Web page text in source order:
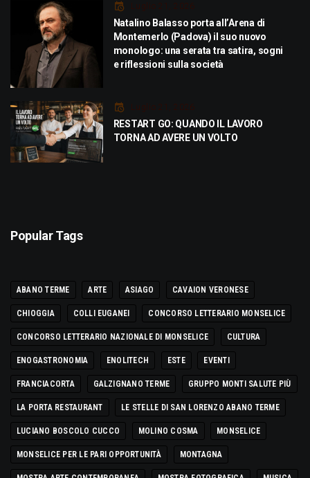
Luglio 21, 2026
Natalino Balasso porta all’Arena di
Montemerlo (Padova) il suo nuovo
monologo: una serata tra satira, sogni
e riflessioni sulla società
Luglio 21, 2026
RESTART GO: QUANDO IL LAVORO
TORNA AD AVERE UN VOLTO
Popular Tags
ABANO TERME ARTE ASIAGO CAVAION VERONESE
CHIOGGIA COLLI EUGANEI CONCORSO LETTERARIO MONSELICE
CONCORSO LETTERARIO NAZIONALE DI MONSELICE CULTURA
ENOGASTRONOMIA ENOLITECH ESTE EVENTI
FRANCIACORTA GALZIGNANO TERME GRUPPO MONTI SALUTE PIÙ
LA PORTA RESTAURANT LE STELLE DI SAN LORENZO ABANO TERME
LUCIANO BOSCOLO CUCCO MOLINO COSMA MONSELICE
MONSELICE PER LE PARI OPPORTUNITÀ MONTAGNA